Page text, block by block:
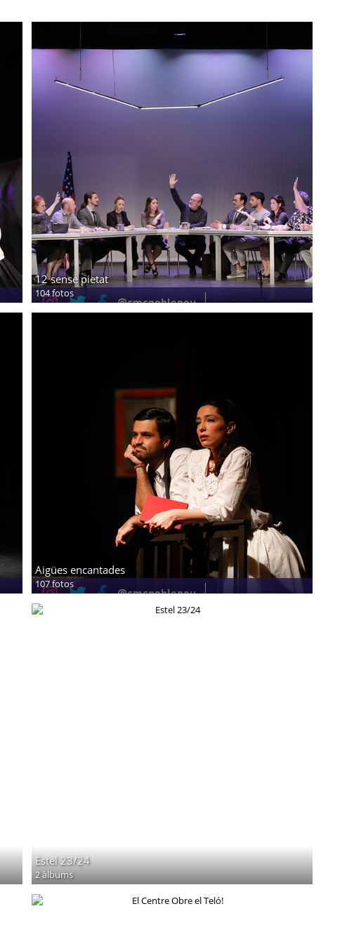
12 sense pietat
104 fotos
Aigües encantades
107 fotos
Estel 23/24
2 àlbums